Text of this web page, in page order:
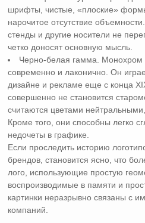
шрифты, чистые, «плоские»
нарочитое отсутствие
стенды и другие носители не
четко доносят основную мысль.
Черно-белая гамма. Монохром
современно и лаконично. Он
дизайне и рекламе еще с конца
совершенно не становится
считаются цветами нейтральными,
Кроме того, они способны легко
недочеты в графике.
Если проследить историю
брендов, становится ясно, что
лого, использующие простую
воспроизводимые в памяти и
картинки неразрывно связаны с
компаний.